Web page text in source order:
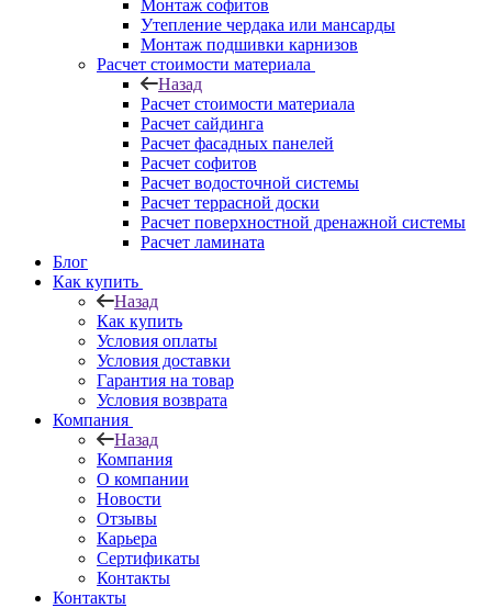
Монтаж софитов
Утепление чердака или мансарды
Монтаж подшивки карнизов
Расчет стоимости материала
Назад
Расчет стоимости материала
Расчет сайдинга
Расчет фасадных панелей
Расчет софитов
Расчет водосточной системы
Расчет террасной доски
Расчет поверхностной дренажной системы
Расчет ламината
Блог
Как купить
Назад
Как купить
Условия оплаты
Условия доставки
Гарантия на товар
Условия возврата
Компания
Назад
Компания
О компании
Новости
Отзывы
Карьера
Сертификаты
Контакты
Контакты